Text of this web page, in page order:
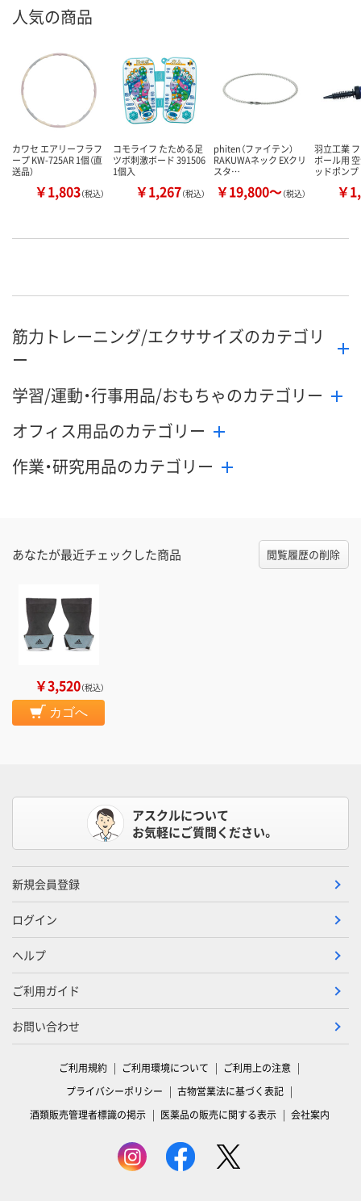
人気の商品
カワセ エアリーフラフ
ープ KW-725AR 1個（直
送品）
￥1,803（税込）
コモライフ たためる足
ツボ刺激ボード 391506
1個入
￥1,267（税込）
phiten（ファイテン）
RAKUWAネック EXクリ
スタ…
￥19,800～（税込）
羽立工業
ボール用
ッドポン
￥
筋力トレーニング/エクササイズのカテゴリ
ー
学習/運動・行事用品/おもちゃのカテゴリー
オフィス用品のカテゴリー
作業・研究用品のカテゴリー
あなたが最近チェックした商品 閲覧履歴の削除
￥3,520（税込）
カゴへ
アスクルについて
お気軽にご質問ください。
新規会員登録
ログイン
ヘルプ
ご利用ガイド
お問い合わせ
ご利用規約 ご利用環境について
ご利用上の注意
プライバシーポリシー
古物営業法に基づく表記
酒類販売管理者標識の掲示
医薬品の販売に関する表示 会社案内